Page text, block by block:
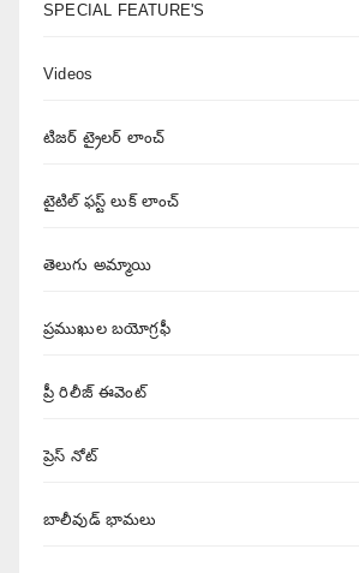
SPECIAL FEATURE'S
Videos
టిజర్ ట్రైలర్ లాంచ్
టైటిల్ ఫస్ట్ లుక్ లాంచ్
తెలుగు అమ్మాయి
ప్రముఖుల బయోగ్రఫీ
ప్రీ రిలీజ్ ఈవెంట్
ప్రెస్ నోట్
బాలీవుడ్ భామలు